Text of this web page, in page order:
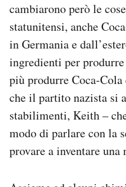
cambiarono però le
statunitensi, anche
in Germania e
ingredienti per
più produrre Coca-
che il partito nazista si
stabilimenti, Keith –
modo di parlare con la
provare a inventare una